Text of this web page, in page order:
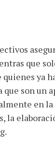
que
ya
son un
en
la